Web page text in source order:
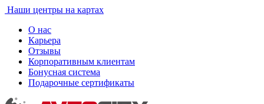
Наши центры на картах
О нас
Карьера
Отзывы
Корпоративным клиентам
Бонусная система
Подарочные сертификаты